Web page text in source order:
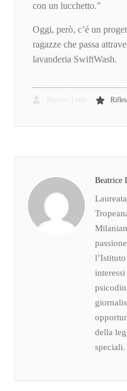
con un lucchetto.”
Oggi, però, c’é un
ragazze che passa
lavanderia SwiftWash.
Beatrice
della
speciali.